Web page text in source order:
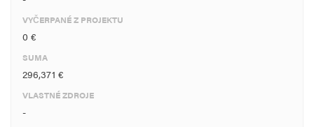
VYČERPANÉ Z PROJEKTU
0 €
SUMA
296,371 €
VLASTNÉ ZDROJE
-